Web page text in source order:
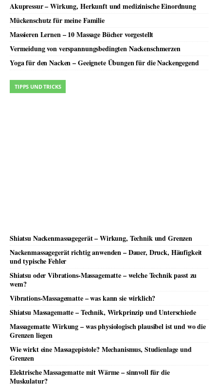
Akupressur – Wirkung, Herkunft und medizinische Einordnung
Mückenschutz für meine Familie
Massieren Lernen – 10 Massage Bücher vorgestellt
Vermeidung von verspannungsbedingten Nackenschmerzen
Yoga für den Nacken – Geeignete Übungen für die Nackengegend
TIPPS UND TRICKS
Shiatsu Nackenmassagegerät – Wirkung, Technik und Grenzen
Nackenmassagegerät richtig anwenden – Dauer, Druck, Häufigkeit
und typische Fehler
Shiatsu oder Vibrations-Massagematte – welche Technik passt zu
wem?
Vibrations-Massagematte – was kann sie wirklich?
Shiatsu Massagematte – Technik, Wirkprinzip und Unterschiede
Massagematte Wirkung – was physiologisch plausibel ist und wo die
Grenzen liegen
Wie wirkt eine Massagepistole? Mechanismus, Studienlage und
Grenzen
Elektrische Massagematte mit Wärme – sinnvoll für die
Muskulatur?